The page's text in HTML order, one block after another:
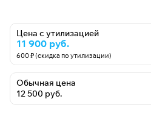
Цена с утилизацией
11 900 руб.
600 ₽ (скидка по утилизации)
Обычная цена
12 500 руб.